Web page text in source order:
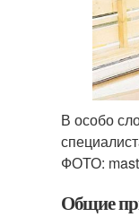
В особо
ФОТО:
Общие